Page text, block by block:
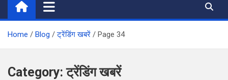
Home Blog ट्रेंडिंग खबरें Page 34
Category:ट्रेंडिंग खबरें